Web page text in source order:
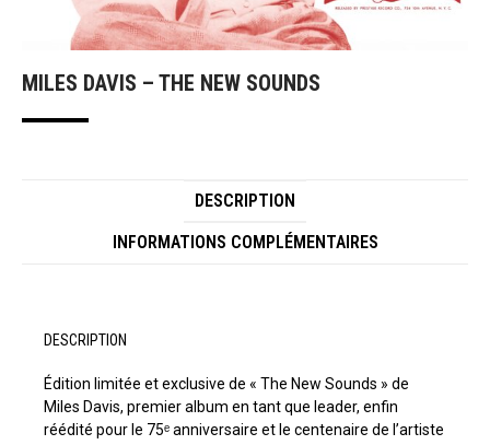
MILES DAVIS – THE NEW SOUNDS
DESCRIPTION
INFORMATIONS COMPLÉMENTAIRES
DESCRIPTION
Édition limitée et exclusive de « The New Sounds » de
Miles Davis, premier album en tant que leader, enfin
réédité pour le 75ᵉ anniversaire et le centenaire de l’artiste